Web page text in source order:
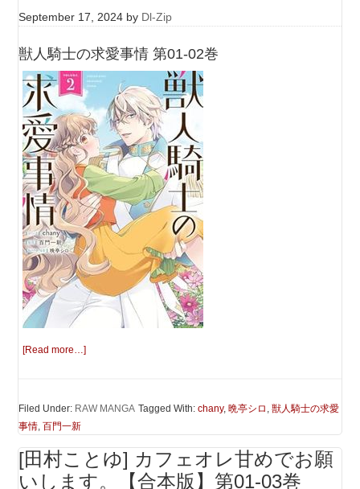
September 17, 2024 by Dl-Zip
獣人騎士の求愛事情 第01-02巻
[Read more…]
Filed Under: RAW MANGA Tagged With:chany,晩亭シロ ,獣人騎士の求愛
事情,百門一新
[田村ことゆ] カフェオレ甘めでお願
いします。【合本版】第01-03巻